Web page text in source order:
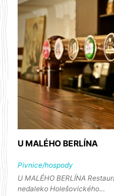
U MALÉHO BERLÍNA
Pivnice/hospody
U MALÉHO BERLÍNA
nedaleko Holešovického…